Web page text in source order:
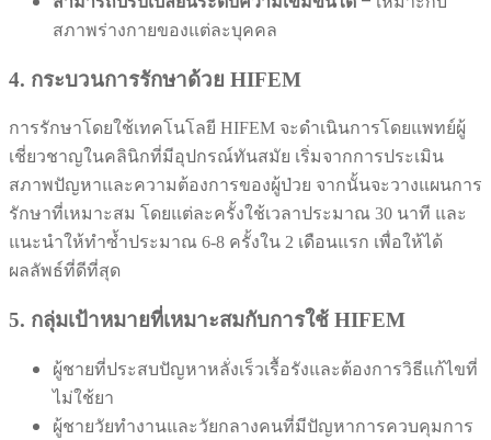
สภาพร่างกายของแต่ละบุคคล
4. กระบวนการรักษาด้วย HIFEM
การรักษาโดยใช้เทคโนโลยี HIFEM จะดำเนินการโดยแพทย์ผู้
เชี่ยวชาญในคลินิกที่มีอุปกรณ์ทันสมัย เริ่มจากการประเมิน
สภาพปัญหาและความต้องการของผู้ป่วย จากนั้นจะวางแผนการ
รักษาที่เหมาะสม โดยแต่ละครั้งใช้เวลาประมาณ 30 นาที และ
แนะนำให้ทำซ้ำประมาณ 6-8 ครั้งใน 2 เดือนแรก เพื่อให้ได้
ผลลัพธ์ที่ดีที่สุด
5. กลุ่มเป้าหมายที่เหมาะสมกับการใช้ HIFEM
ผู้ชายที่ประสบปัญหาหลั่งเร็วเรื้อรังและต้องการวิธีแก้ไขที่
ไม่ใช้ยา
ผู้ชายวัยทำงานและวัยกลางคนที่มีปัญหาการควบคุมการ